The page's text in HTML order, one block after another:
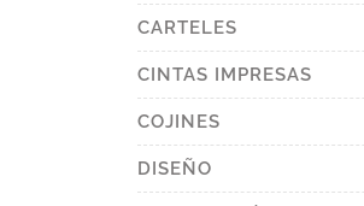
CARTELES
CINTAS IMPRESAS
COJINES
DISEÑO